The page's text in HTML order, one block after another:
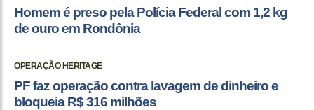
Homem é preso pela Polícia Federal com 1,2 kg
de ouro em Rondônia
OPERAÇÃO HERITAGE
PF faz operação contra lavagem de dinheiro e
bloqueia R$ 316 milhões